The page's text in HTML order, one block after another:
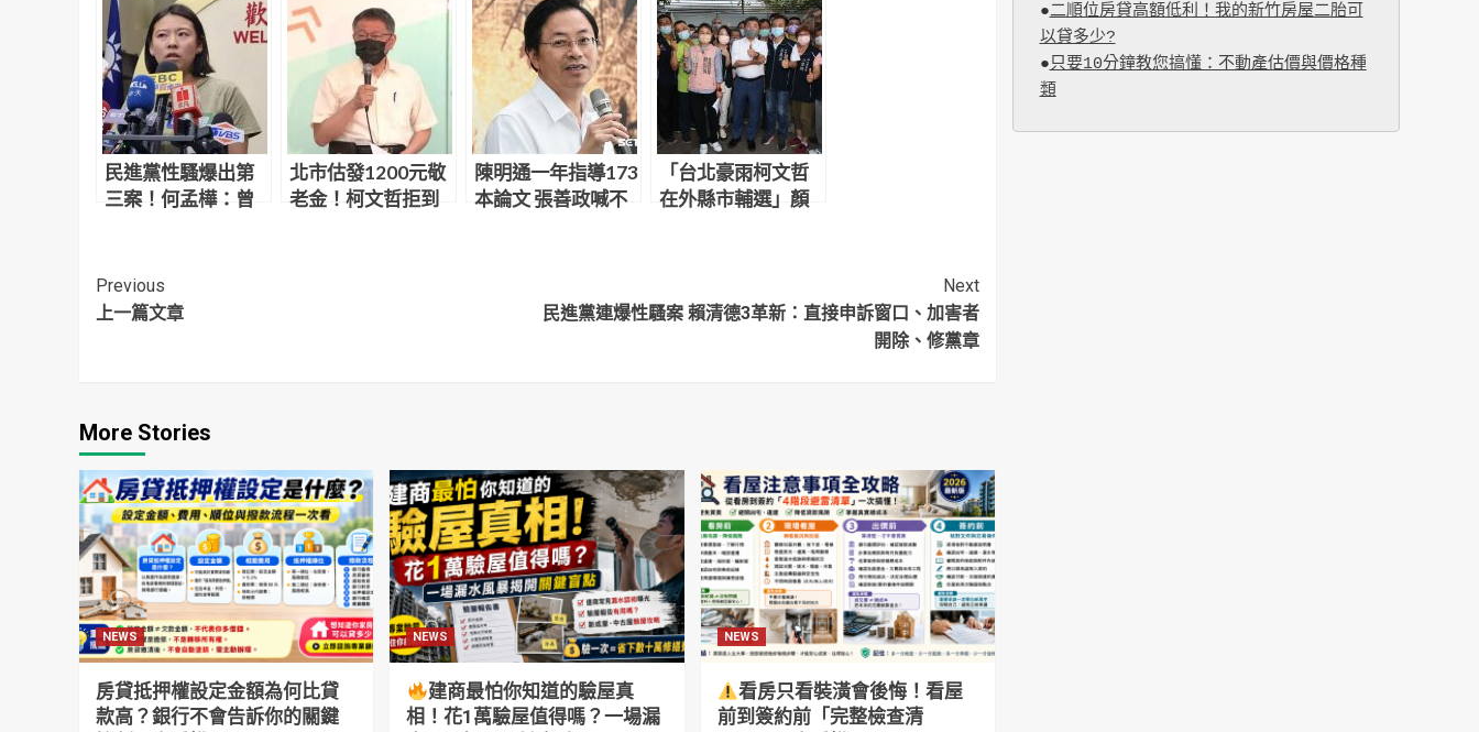
民進黨性騷爆出第
三案！何孟樺：曾
北市估發1200元敬
老金！柯文哲拒到
陳明通一年指導173
本論文 張善政喊不
「台北豪雨柯文哲
在外縣市輔選」顏
Continue
Reading
Previous
上一篇文章
Next
民進黨連爆性騷案 賴清德3革新：直接申訴窗口、加害者
開除、修黨章
More Stories
NEWS
房貸抵押權設定金額為何比貸
款高？銀行不會告訴你的關鍵
NEWS
建商最怕你知道的驗屋真
相！花1萬驗屋值得嗎？一場漏
NEWS
看房只看裝潢會後悔！看屋
前到簽約前「完整檢查清
●二順位房貸高額低利！我的新竹房屋二胎可
以貸多少?
●只要10分鐘教您搞懂：不動產估價與價格種
類